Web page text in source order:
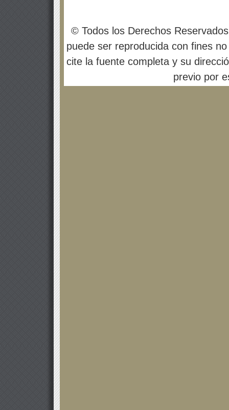
© Todos los Derechos
puede ser reproducida con fines
cite la fuente completa y su
previo por